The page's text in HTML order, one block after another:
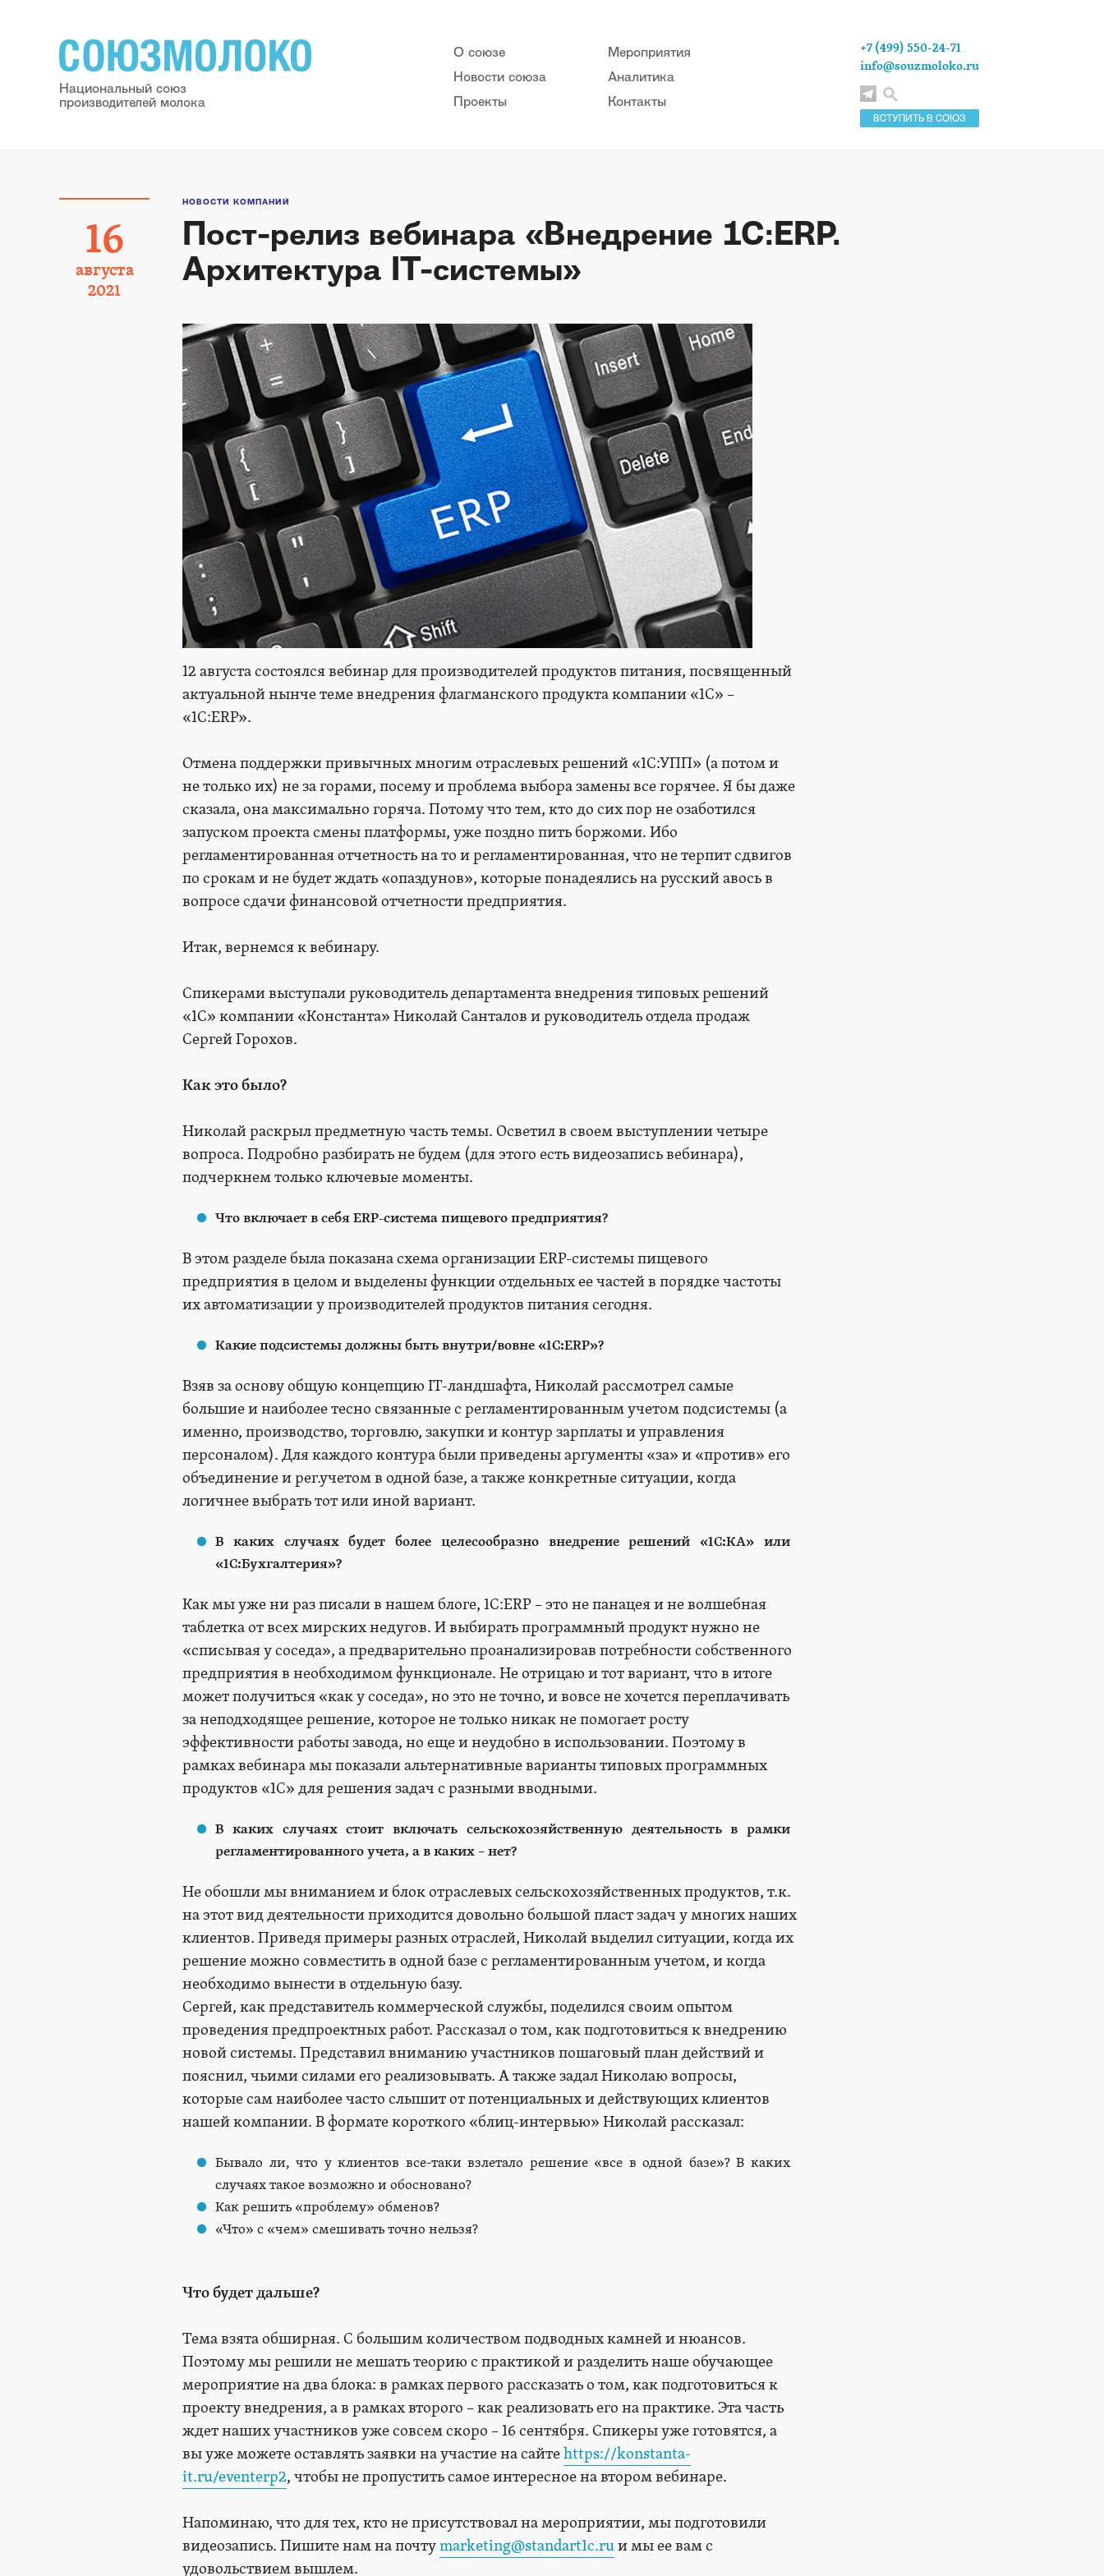
Национальный союз
производителей молока
О союзе
Новости союза
Проекты
Мероприятия
Аналитика
Контакты
ВСТУПИТЬ В СОЮЗ
+7 (499) 550-24-71
info@souzmoloko.ru
16
августа
2021
НОВОСТИ КОМПАНИЙ
Пост-релиз вебинара «Внедрение 1С:ERP.
Архитектура IT-системы»
12 августа состоялся вебинар для производителей продуктов питания, посвященный
актуальной нынче теме внедрения флагманского продукта компании «1С» –
«1С:ERP».
Отмена поддержки привычных многим отраслевых решений «1С:УПП» (а потом и
не только их) не за горами, посему и проблема выбора замены все горячее. Я бы даже
сказала, она максимально горяча. Потому что тем, кто до сих пор не озаботился
запуском проекта смены платформы, уже поздно пить боржоми. Ибо
регламентированная отчетность на то и регламентированная, что не терпит сдвигов
по срокам и не будет ждать «опаздунов», которые понадеялись на русский авось в
вопросе сдачи финансовой отчетности предприятия.
Итак, вернемся к вебинару.
Спикерами выступали руководитель департамента внедрения типовых решений
«1С» компании «Константа» Николай Санталов и руководитель отдела продаж
Сергей Горохов.
Как это было?
Николай раскрыл предметную часть темы. Осветил в своем выступлении четыре
вопроса. Подробно разбирать не будем (для этого есть видеозапись вебинара),
подчеркнем только ключевые моменты.
Что включает в себя ERP-система пищевого предприятия?
В этом разделе была показана схема организации ERP-системы пищевого
предприятия в целом и выделены функции отдельных ее частей в порядке частоты
их автоматизации у производителей продуктов питания сегодня.
Какие подсистемы должны быть внутри/вовне «1C:ERP»?
Взяв за основу общую концепцию IT-ландшафта, Николай рассмотрел самые
большие и наиболее тесно связанные с регламентированным учетом подсистемы (а
именно, производство, торговлю, закупки и контур зарплаты и управления
персоналом). Для каждого контура были приведены аргументы «за» и «против» его
объединение и рег.учетом в одной базе, а также конкретные ситуации, когда
логичнее выбрать тот или иной вариант.
В каких случаях будет более целесообразно внедрение решений «1С:КА» или
«1С:Бухгалтерия»?
Как мы уже ни раз писали в нашем блоге, 1С:ERP – это не панацея и не волшебная
таблетка от всех мирских недугов. И выбирать программный продукт нужно не
«списывая у соседа», а предварительно проанализировав потребности собственного
предприятия в необходимом функционале. Не отрицаю и тот вариант, что в итоге
может получиться «как у соседа», но это не точно, и вовсе не хочется переплачивать
за неподходящее решение, которое не только никак не помогает росту
эффективности работы завода, но еще и неудобно в использовании. Поэтому в
рамках вебинара мы показали альтернативные варианты типовых программных
продуктов «1С» для решения задач с разными вводными.
В каких случаях стоит включать сельскохозяйственную деятельность в рамки
регламентированного учета, а в каких – нет?
Не обошли мы вниманием и блок отраслевых сельскохозяйственных продуктов, т.к.
на этот вид деятельности приходится довольно большой пласт задач у многих наших
клиентов. Приведя примеры разных отраслей, Николай выделил ситуации, когда их
решение можно совместить в одной базе с регламентированным учетом, и когда
необходимо вынести в отдельную базу.
Сергей, как представитель коммерческой службы, поделился своим опытом
проведения предпроектных работ. Рассказал о том, как подготовиться к внедрению
новой системы. Представил вниманию участников пошаговый план действий и
пояснил, чьими силами его реализовывать. А также задал Николаю вопросы,
которые сам наиболее часто слышит от потенциальных и действующих клиентов
нашей компании. В формате короткого «блиц-интервью» Николай рассказал:
Бывало ли, что у клиентов все-таки взлетало решение «все в одной базе»? В каких
случаях такое возможно и обосновано?
Как решить «проблему» обменов?
«Что» с «чем» смешивать точно нельзя?
Что будет дальше?
Тема взята обширная. С большим количеством подводных камней и нюансов.
Поэтому мы решили не мешать теорию с практикой и разделить наше обучающее
мероприятие на два блока: в рамках первого рассказать о том, как подготовиться к
проекту внедрения, а в рамках второго – как реализовать его на практике. Эта часть
ждет наших участников уже совсем скоро – 16 сентября. Спикеры уже готовятся, а
вы уже можете оставлять заявки на участие на сайтеhttps://konstanta-
it.ru/eventerp2, чтобы не пропустить самое интересное на втором вебинаре.
Напоминаю, что для тех, кто не присутствовал на мероприятии, мы подготовили
видеозапись. Пишите нам на почтуmarketing@standart1c.ruи мы ее вам с
удовольствием вышлем.